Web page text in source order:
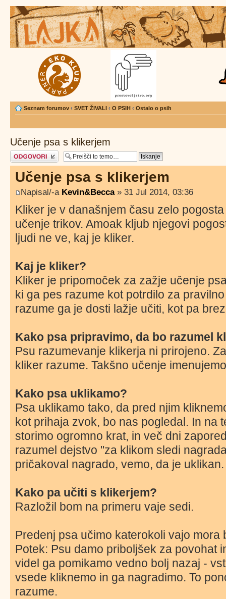
Seznam forumov ‹ SVET ŽIVALI ‹ O PSIH ‹ Ostalo o psih
Učenje psa s klikerjem
Napiši odgovor
Učenje psa s klikerjem
Napisal/-a Kevin&Becca» 31 Jul 2014, 03:36
Kliker je v današnjem času zelo
učenje trikov. Amoak kljub njegovi
ljudi ne ve, kaj je kliker.
Kaj je kliker?
Kliker je pripomoček za zažje učenje
ki ga pes razume kot potrdilo za
razume ga je dosti lažje učiti, kot pa
Kako psa pripravimo, da bo razumel
Psu razumevanje klikerja ni prirojeno.
kliker razume. Takšno učenje
Kako psa uklikamo?
Psa uklikamo tako, da pred njim
kot prihaja zvok, bo nas pogledal. In na
storimo ogromno krat, in več dni
razumel dejstvo "za klikom sledi
pričakoval nagrado, vemo, da je uklikan.
Kako pa učiti s klikerjem?
Razložil bom na primeru vaje sedi.
Predenj psa učimo katerokoli vajo mora
Potek: Psu damo priboljšek za povohat
videl ga pomikamo vedno bolj nazaj -
vsede kliknemo in ga nagradimo. To
razume.